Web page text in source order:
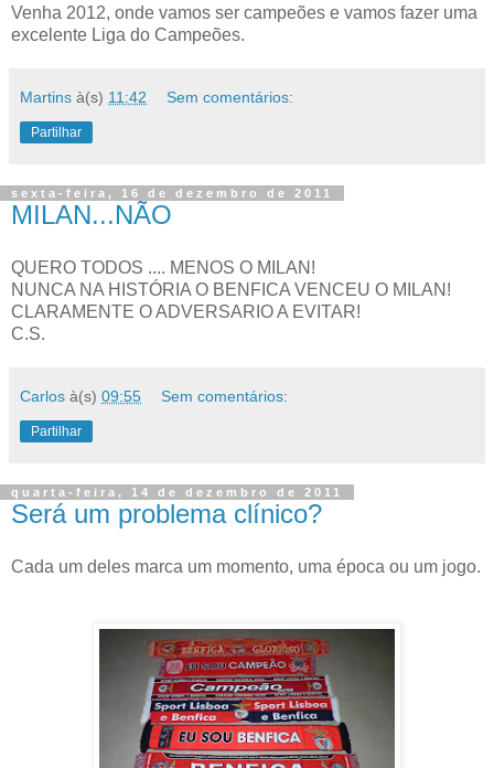
Venha 2012, onde vamos ser campeões e vamos fazer uma
excelente Liga do Campeões.
Martins à(s) 11:42 Sem comentários:
Partilhar
sexta-feira, 16 de dezembro de 2011
MILAN...NÃO
QUERO TODOS .... MENOS O MILAN!
NUNCA NA HISTÓRIA O BENFICA VENCEU O MILAN!
CLARAMENTE O ADVERSARIO A EVITAR!
C.S.
Carlos à(s) 09:55 Sem comentários:
Partilhar
quarta-feira, 14 de dezembro de 2011
Será um problema clínico?
Cada um deles marca um momento, uma época ou um jogo.